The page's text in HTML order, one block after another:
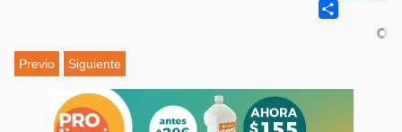
Previo Siguiente